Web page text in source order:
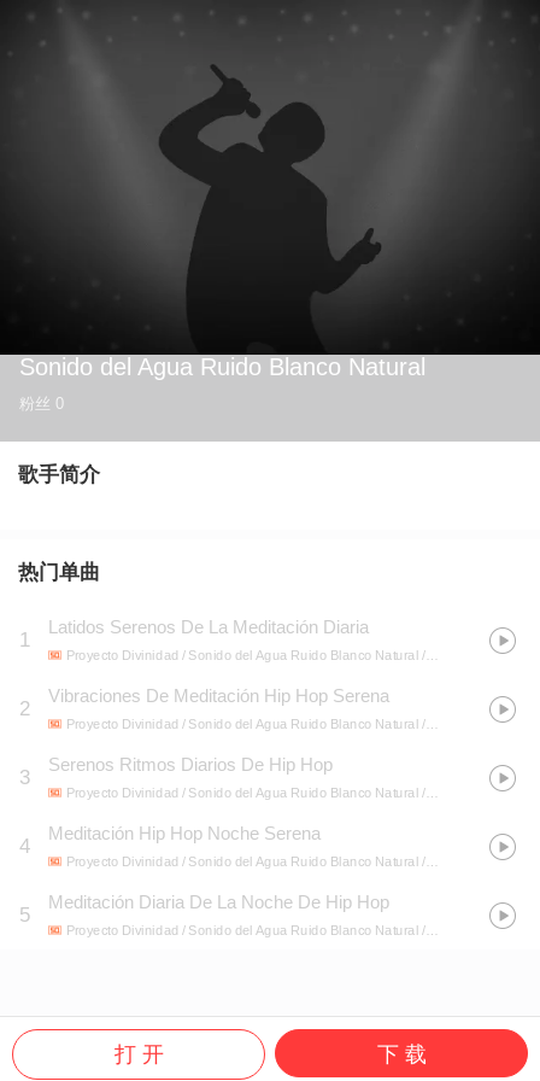
Sonido del Agua Ruido Blanco Natural
粉丝 0
歌手简介
热门单曲
1
Latidos Serenos De La Meditación Diaria
Proyecto Divinidad / Sonido del Agua Ruido Blanco Natural / Proyecto Global De Tormenta
2
Vibraciones De Meditación Hip Hop Serena
Proyecto Divinidad / Sonido del Agua Ruido Blanco Natural / Proyecto Global De Tormenta
3
Serenos Ritmos Diarios De Hip Hop
Proyecto Divinidad / Sonido del Agua Ruido Blanco Natural / Proyecto Global De Tormenta
4
Meditación Hip Hop Noche Serena
Proyecto Divinidad / Sonido del Agua Ruido Blanco Natural / Proyecto Global De Tormenta
5
Meditación Diaria De La Noche De Hip Hop
Proyecto Divinidad / Sonido del Agua Ruido Blanco Natural / Proyecto Global De Tormenta
打 开 下 载